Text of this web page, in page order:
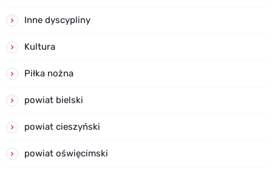
Inne dyscypliny
Kultura
Piłka nożna
powiat bielski
powiat cieszyński
powiat oświęcimski